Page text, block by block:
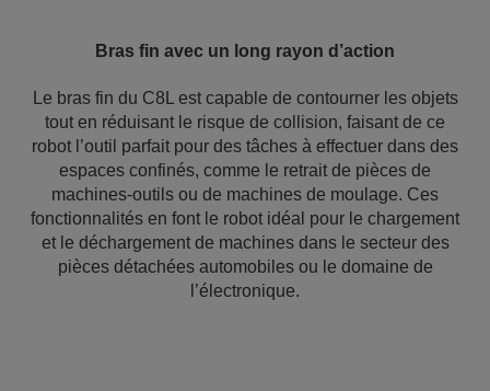
Bras fin avec un long rayon d’action
Le bras fin du C8L est capable de contourner les objets
tout en réduisant le risque de collision, faisant de ce
robot l’outil parfait pour des tâches à effectuer dans des
espaces confinés, comme le retrait de pièces de
machines-outils ou de machines de moulage. Ces
fonctionnalités en font le robot idéal pour le chargement
et le déchargement de machines dans le secteur des
pièces détachées automobiles ou le domaine de
l’électronique.